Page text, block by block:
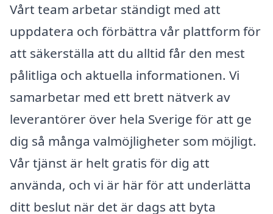
Vårt team arbetar ständigt med att
uppdatera och förbättra vår plattform för
att säkerställa att du alltid får den mest
pålitliga och aktuella informationen. Vi
samarbetar med ett brett nätverk av
leverantörer över hela Sverige för att ge
dig så många valmöjligheter som möjligt.
Vår tjänst är helt gratis för dig att
använda, och vi är här för att underlätta
ditt beslut när det är dags att byta